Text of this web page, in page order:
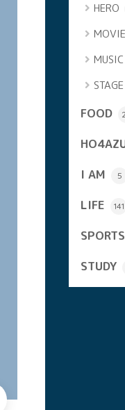
HERO
MOVIE
MUSIC
STAGE
FOOD
I AM 5
LIFE 141
SPORTS
STUDY